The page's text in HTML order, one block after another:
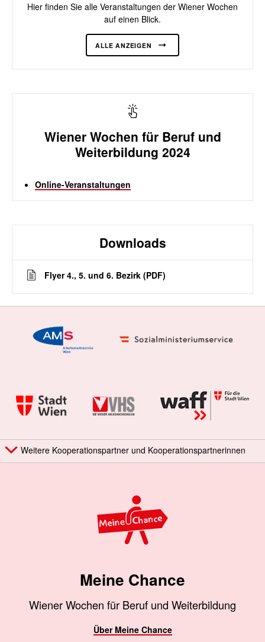
Hier finden Sie alle Veranstaltungen der Wiener Wochen
auf einen Blick.
ALLE ANZEIGEN
Wiener Wochen für Beruf und
Weiterbildung 2024
Online-Veranstaltungen
Downloads
Flyer 4., 5. und 6. Bezirk (PDF)
Weitere Kooperationspartner und Kooperationspartnerinnen
Meine Chance
Wiener Wochen für Beruf und Weiterbildung
Über Meine Chance